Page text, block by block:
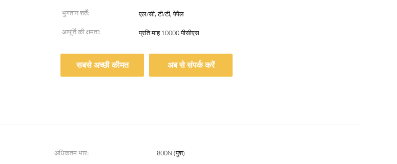
भुगतान शर्तें:
एल/सी, टी/टी, पेपैल
आपूर्ति की क्षमता:
प्रति माह 10000 पीसीएस
सबसे अच्छी कीमत अब से संपर्क करें
अधिकतम भार:
800N (पुश)